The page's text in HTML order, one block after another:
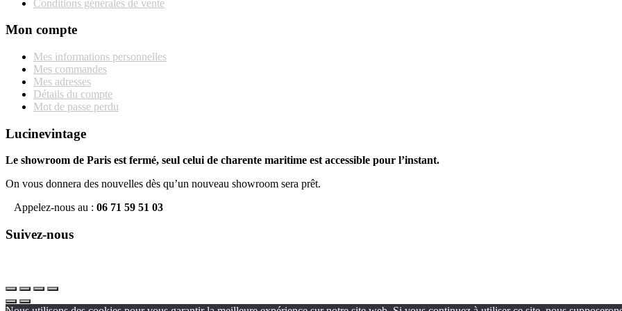
Conditions générales de vente
Mon compte
Mes informations personnelles
Mes commandes
Mes adresses
Détails du compte
Mot de passe perdu
Lucinevintage
Le showroom de Paris est fermé, seul celui de charente maritime est accessible pour l’instant.
On vous donnera des nouvelles dès qu’un nouveau showroom sera prêt.
Appelez-nous au : 06 71 59 51 03
Suivez-nous